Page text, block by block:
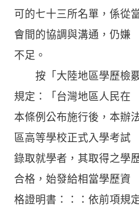
可的七十三所名單，係從
會間的協調與溝通，仍嫌
不足。
按「大陸地區學歷檢覈
規定：「台灣地區人民在
本條例公布施行後，本辦
區高等學校正式入學考試
錄取就學者，其取得之學
合格，始發給相當學歷資
格證明書：：：依前項規